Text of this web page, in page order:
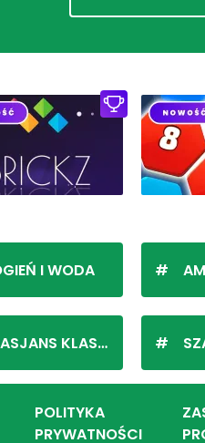
I WODA
KLASYCZNY
POLITYKA
PRYWATNOŚCI